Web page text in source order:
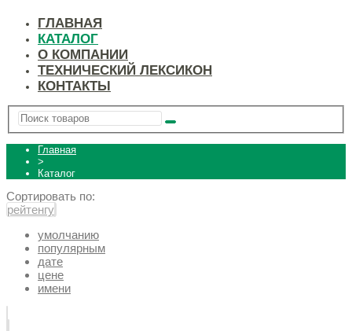
ГЛАВНАЯ
КАТАЛОГ
О КОМПАНИИ
ТЕХНИЧЕСКИЙ ЛЕКСИКОН
КОНТАКТЫ
Главная
>
Каталог
Сортировать по:
рейтенгу
умолчанию
популярным
дате
цене
имени